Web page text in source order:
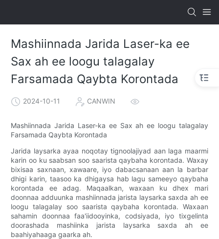
Mashiinnada Jarida Laser-ka ee
Sax ah ee loogu talagalay
Farsamada Qaybta Korontada
2024-10-11 CANWIN
Mashiinnada Jarida Laser-ka ee Sax ah ee loogu talagalay
Farsamada Qaybta Korontada
Jarida laysarka ayaa noqotay tignoolajiyad aan laga maarmi
karin oo ku saabsan soo saarista qaybaha korontada. Waxay
bixisaa saxnaan, xawaare, iyo dabacsanaan aan la barbar
dhigi karin, taasoo ka dhigaysa hab lagu sameeyo qaybaha
korontada ee adag. Maqaalkan, waxaan ku dhex mari
doonnaa adduunka mashiinnada jarista laysarka saxda ah ee
loogu talagalay soo saarista qaybaha korontada. Waxaan
sahamin doonnaa faa'iidooyinka, codsiyada, iyo tixgelinta
doorashada mashiinka jarista laysarka saxda ah ee
baahiyahaaga gaarka ah.